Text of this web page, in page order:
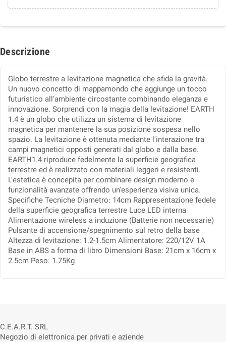
Descrizione
Globo terrestre a levitazione magnetica che sfida la gravità.
Un nuovo concetto di mappamondo che aggiunge un tocco
futuristico all'ambiente circostante combinando eleganza e
innovazione. Sorprendi con la magia della levitazione! EARTH
1.4 è un globo che utilizza un sistema di levitazione
magnetica per mantenere la sua posizione sospesa nello
spazio. La levitazione è ottenuta mediante l'interazione tra
campi magnetici opposti generati dal globo e dalla base.
EARTH1.4 riproduce fedelmente la superficie geografica
terrestre ed è realizzato con materiali leggeri e resistenti.
L'estetica è concepita per combinare design moderno e
funzionalità avanzate offrendo un'esperienza visiva unica.
Specifiche Tecniche Diametro: 14cm Rappresentazione fedele
della superficie geografica terrestre Luce LED interna
Alimentazione wireless a induzione (Batterie non necessarie)
Pulsante di accensione/spegnimento sul retro della base
Altezza di levitazione: 1.2-1.5cm Alimentatore: 220/12V 1A
Base in ABS a forma di libro Dimensioni Base: 21cm x 16cm x
2.5cm Peso: 1.75Kg
C.E.A.R.T. SRL
Negozio di elettronica per privati e aziende